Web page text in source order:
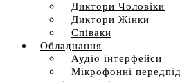
Диктори Чоловіки
Диктори Жінки
Співаки
Обладнання
Аудіо інтерфейси
Мікрофонні